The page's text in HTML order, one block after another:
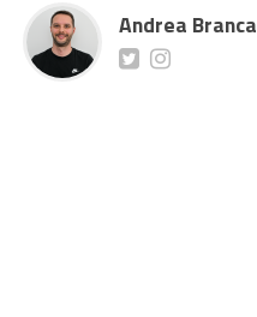
Andrea Branca